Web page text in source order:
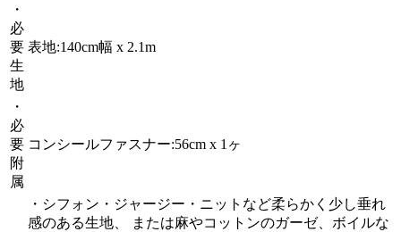
・
必
要
生
地
表地:140cm幅 x 2.1m
・
必
要
附
属
コンシールファスナー:56cm x 1ヶ
・シフォン・ジャージー・ニットなど柔らかく少し垂れ
感のある生地、 または麻やコットンのガーゼ、ボイルな